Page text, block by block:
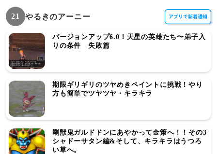
21 やるきのアーニー
バージョンアップ6.0！天星の英雄たち〜弟子入
りの条件 失敗篇
期限ギリギリのツヤめきペイントに挑戦！やり
方も簡単でツヤツヤ・キラキラ
剛獣鬼ガルドドンにあやかって金策へ！！その3
シャドーサタン編&そして、キラキラはうつろ
い草へ。